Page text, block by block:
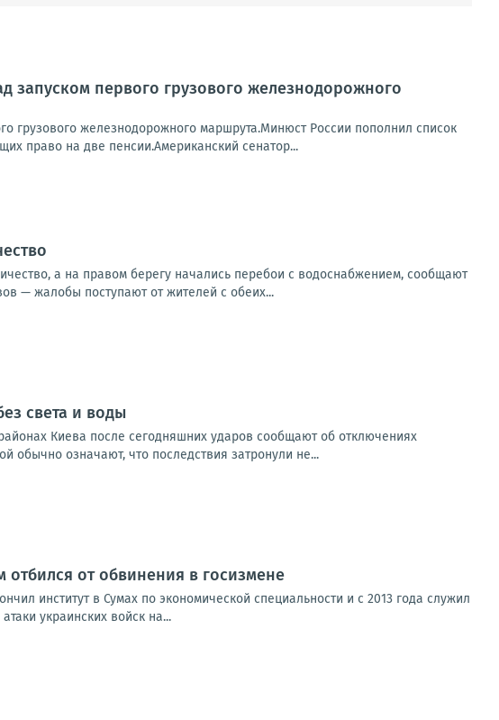
запуском первого грузового железнодорожного
грузового железнодорожного маршрута.Минюст России пополнил список
право на две пенсии.Американский сенатор...
а на правом берегу начались перебои с водоснабжением, сообщают
— жалобы поступают от жителей с обеих...
света и воды
Киева после сегодняшних ударов сообщают об отключениях
обычно означают, что последствия затронули не...
отбился от обвинения в госизмене
институт в Сумах по экономической специальности и с 2013 года служил
украинских войск на...